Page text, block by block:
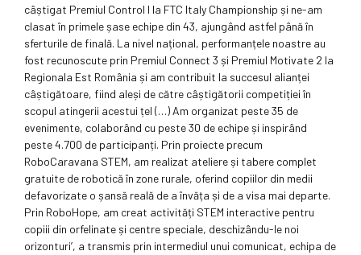
câștigat Premiul Control I la FTC Italy Championship și ne-am
clasat în primele șase echipe din 43, ajungând astfel până în
sferturile de finală. La nivel național, performanțele noastre au
fost recunoscute prin Premiul Connect 3 și Premiul Motivate 2 la
Regionala Est România și am contribuit la succesul alianței
câștigătoare, fiind aleși de către câștigătorii competiției în
scopul atingerii acestui țel (…) Am organizat peste 35 de
evenimente, colaborând cu peste 30 de echipe și inspirând
peste 4.700 de participanți. Prin proiecte precum
RoboCaravana STEM, am realizat ateliere și tabere complet
gratuite de robotică în zone rurale, oferind copiilor din medii
defavorizate o șansă reală de a învăța și de a visa mai departe.
Prin RoboHope, am creat activități STEM interactive pentru
copiii din orfelinate și centre speciale, deschizându-le noi
orizonturi’, a transmis prin intermediul unui comunicat, echipa de